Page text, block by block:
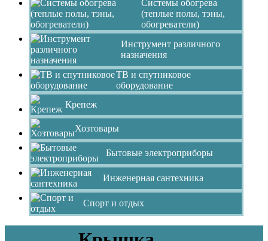
Системы обогрева
(теплые полы, тэны,
обогреватели)
Инструмент различного
назначения
ТВ и спутниковое
оборудование
Крепеж
Хозтовары
Бытовые электроприборы
Инженерная сантехника
Спорт и отдых